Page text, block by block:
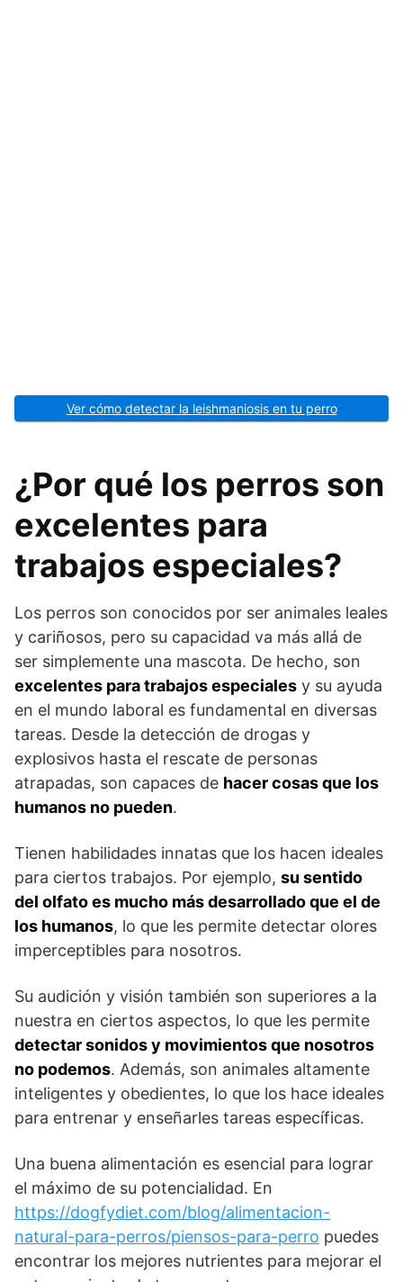
Ver cómo detectar la leishmaniosis en tu perro
¿Por qué los perros son
excelentes para
trabajos especiales?
Los perros son conocidos por ser animales leales
y cariñosos, pero su capacidad va más allá de
ser simplemente una mascota. De hecho, son
excelentes para trabajos especiales y su ayuda
en el mundo laboral es fundamental en diversas
tareas. Desde la detección de drogas y
explosivos hasta el rescate de personas
atrapadas, son capaces de hacer cosas que los
humanos no pueden.
Tienen habilidades innatas que los hacen ideales
para ciertos trabajos. Por ejemplo, su sentido
del olfato es mucho más desarrollado que el de
los humanos, lo que les permite detectar olores
imperceptibles para nosotros.
Su audición y visión también son superiores a la
nuestra en ciertos aspectos, lo que les permite
detectar sonidos y movimientos que nosotros
no podemos. Además, son animales altamente
inteligentes y obedientes, lo que los hace ideales
para entrenar y enseñarles tareas específicas.
Una buena alimentación es esencial para lograr
el máximo de su potencialidad. En
https://dogfydiet.com/blog/alimentacion-
natural-para-perros/piensos-para-perro puedes
encontrar los mejores nutrientes para mejorar el